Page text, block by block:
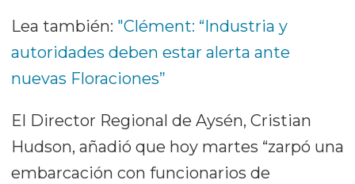
Lea también: "Clément: “Industria y
autoridades deben estar alerta ante
nuevas Floraciones”
El Director Regional de Aysén, Cristian
Hudson, añadió que hoy martes “zarpó una
embarcación con funcionarios de